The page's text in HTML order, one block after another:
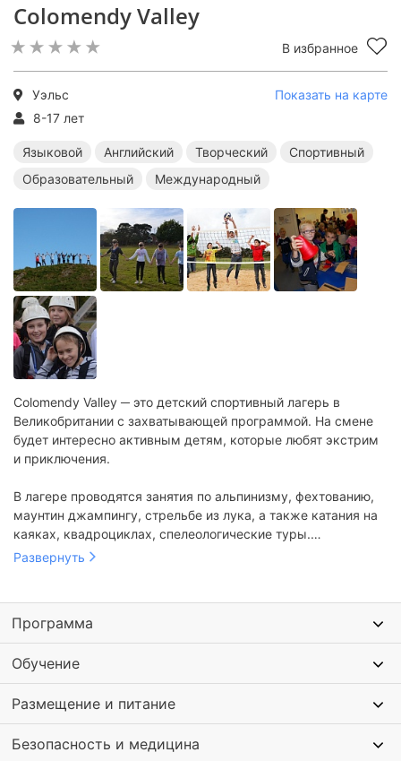
Colomendy Valley
В избранное
Уэльс
Показать на карте
8-17 лет
Языковой Английский Творческий
Спортивный
Образовательный
Международный
Colomendy Valley ─ это детский спортивный лагерь в
Великобритании с захватывающей программой. На смене
будет интересно активным детям, которые любят экстрим
и приключения.
В лагере проводятся занятия по альпинизму, фехтованию,
маунтин джампингу, стрельбе из лука, а также катания на
каяках, квадроциклах, спелеологические туры.
Организуются увлекательные языковые занятия. На
Развернуть
Программа
Обучение
Размещение и питание
Безопасность и медицина
Английские лагеря за границей
Творческие лагеря за границей
Образовательные лагеря за границей
Международные лагеря за границей